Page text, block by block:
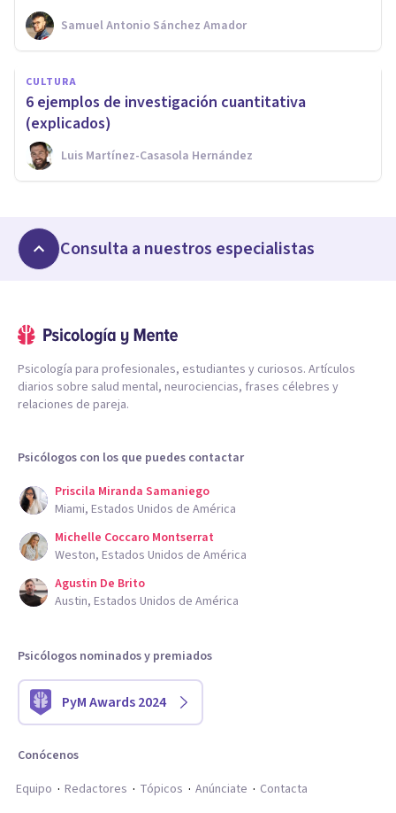
Samuel Antonio Sánchez Amador
CULTURA
6 ejemplos de investigación cuantitativa
(explicados)
Luis Martínez-Casasola Hernández
Consulta a nuestros especialistas
Psicología para profesionales, estudiantes y curiosos. Artículos
diarios sobre salud mental, neurociencias, frases célebres y
relaciones de pareja.
Psicólogos con los que puedes contactar
Priscila Miranda Samaniego
Miami, Estados Unidos de América
Michelle Coccaro Montserrat
Weston, Estados Unidos de América
Agustin De Brito
Austin, Estados Unidos de América
Psicólogos nominados y premiados
PyM Awards 2024
Conócenos
Equipo
Redactores Tópicos Anúnciate Contacta